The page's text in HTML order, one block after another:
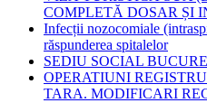
COMPLETĂ DOSAR ȘI
Infecții nozocomiale
răspunderea spitalelor
SEDIU SOCIAL
OPERATIUNI
TARA. MODIFICARI